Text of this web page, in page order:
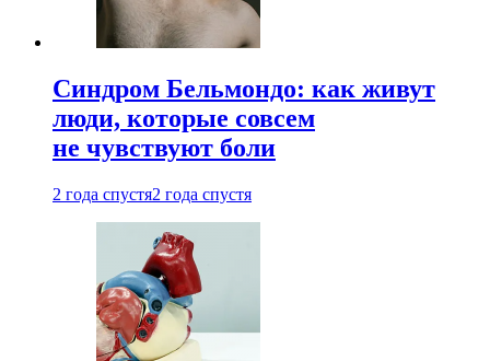
Синдром Бельмондо: как живут
люди, которые совсем
не чувствуют боли
2 года спустя2 года спустя